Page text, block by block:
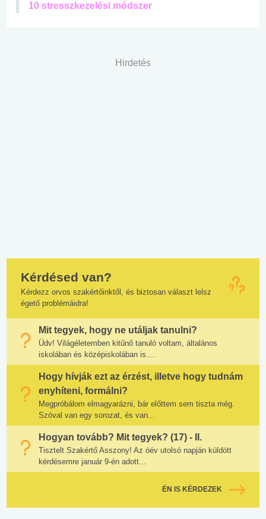
10 stresszkezelési módszer
Hirdetés
Kérdésed van?
Kérdezz orvos szakértőinktől, és biztosan választ lelsz
égető problémáidra!
Mit tegyek, hogy ne utáljak tanulni?
Üdv! Világéletemben kitűnő tanuló voltam, általános
iskolában és középiskolában is....
Hogy hívják ezt az érzést, illetve hogy tudnám
enyhíteni, formálni?
Megpróbálom elmagyarázni, bár előttem sem tiszta még.
Szóval van egy sorozat, és van...
Hogyan tovább? Mit tegyek? (17) - II.
Tisztelt Szakértő Asszony! Az óév utolsó napján küldött
kérdésemre január 9-én adott...
ÉN IS KÉRDEZEK